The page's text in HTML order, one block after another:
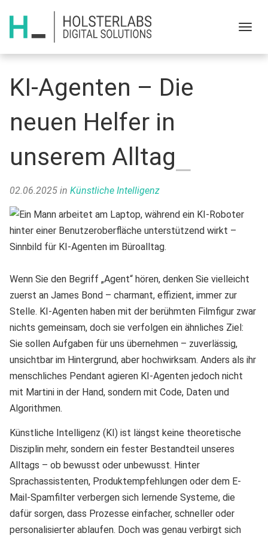
Menu
KI-Agenten – Die
neuen Helfer in
unserem Alltag
02.06.2025 in Künstliche Intelligenz
Wenn Sie den Begriff „Agent“ hören, denken Sie vielleicht
zuerst an James Bond – charmant, effizient, immer zur
Stelle. KI-Agenten haben mit der berühmten Filmfigur zwar
nichts gemeinsam, doch sie verfolgen ein ähnliches Ziel:
Sie sollen Aufgaben für uns übernehmen – zuverlässig,
unsichtbar im Hintergrund, aber hochwirksam. Anders als ihr
menschliches Pendant agieren KI-Agenten jedoch nicht
mit Martini in der Hand, sondern mit Code, Daten und
Algorithmen.
Künstliche Intelligenz (KI) ist längst keine theoretische
Disziplin mehr, sondern ein fester Bestandteil unseres
Alltags – ob bewusst oder unbewusst. Hinter
Sprachassistenten, Produktempfehlungen oder dem E-
Mail-Spamfilter verbergen sich lernende Systeme, die
dafür sorgen, dass Prozesse einfacher, schneller oder
personalisierter ablaufen. Doch was genau verbirgt sich